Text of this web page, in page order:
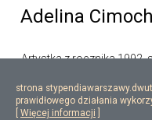
Adelina
Artystka z rocznika 1992,
Politechnice
na Wydział Sztuki Mediów
strona
prawidłowego działania
Więcej informacji